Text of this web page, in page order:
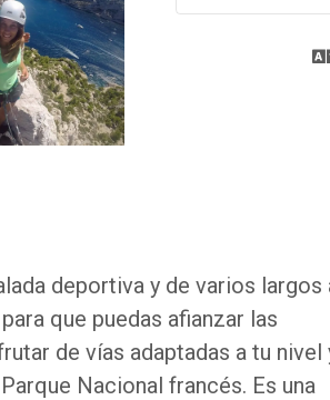
deportiva y de varios largos
que puedas afianzar las
de vías adaptadas a tu nivel
Nacional francés. Es una